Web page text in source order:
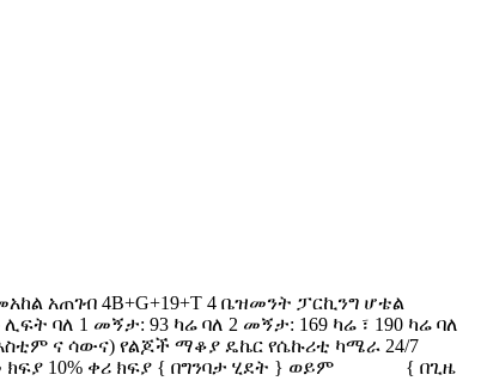
አጠገብ 4B+G+19+T 4 ቤዝመንት ፓርኪንግ ሆቴል
ባለ 1 መኝታ: 93 ካሬ ባለ 2 መኝታ: 169 ካሬ ፣ 190 ካሬ ባለ
ና ሳውና) የልጆች ማቆያ ዴኬር የሴኩሪቲ ካሜራ 24/7
ክፍያ 10% ቀሪ ክፍያ { በግንባታ ሂደት } ወይም { በጊዜ